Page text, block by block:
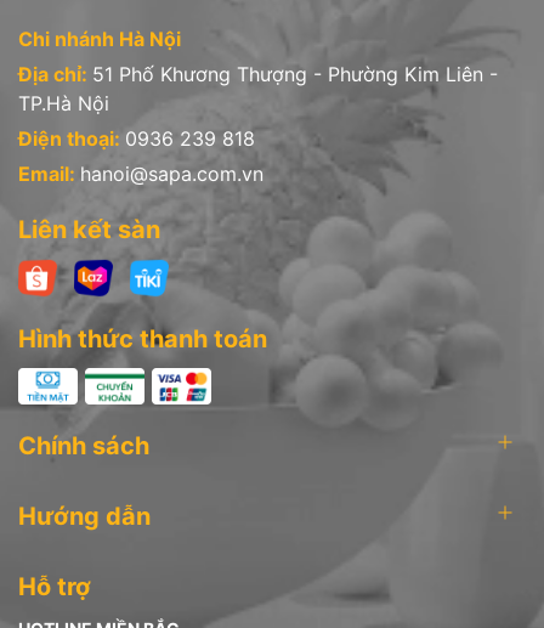
Chi nhánh Hà Nội
Địa chỉ: 51 Phố Khương Thượng - Phường Kim Liên -
TP.Hà Nội
Điện thoại: 0936 239 818
Email: hanoi@sapa.com.vn
Liên kết sàn
Hình thức thanh toán
Chính sách
Hướng dẫn
Hỗ trợ